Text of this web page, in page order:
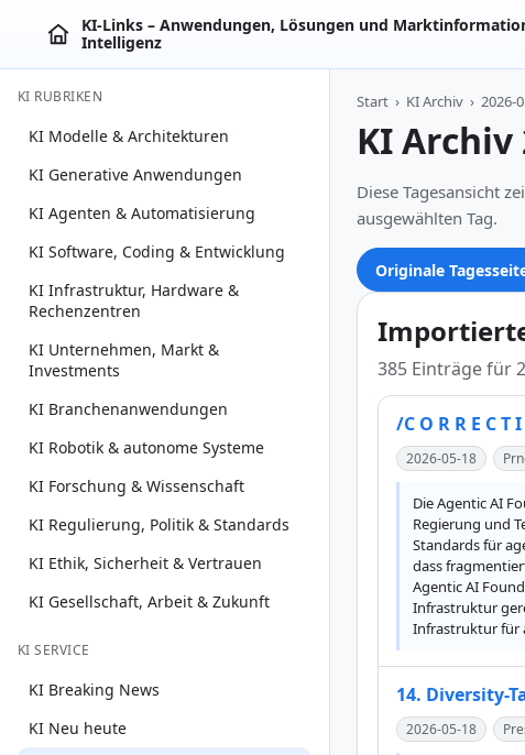
KI‑Links – Anwendungen, Lösungen und
Intelligenz
KI RUBRIKEN
KI Modelle & Architekturen
KI Generative Anwendungen
KI Agenten & Automatisierung
KI Software, Coding & Entwicklung
KI Infrastruktur, Hardware &
Rechenzentren
KI Unternehmen, Markt &
Investments
KI Branchenanwendungen
KI Robotik & autonome Systeme
KI Forschung & Wissenschaft
KI Regulierung, Politik & Standards
KI Ethik, Sicherheit & Vertrauen
KI Gesellschaft, Arbeit & Zukunft
KI SERVICE
KI Breaking News
KI Neu heute
Start › KI Archiv › 2026-
KI Archiv
Diese Tagesansicht
ausgewählten Tag.
Originale
385 Einträge für
/C O R R E C
2026-05-18
Die Agentic AI
Regierung und
Standards für
dass
Agentic AI
Infrastruktur
Infrastruktur für
14. Diversity-
2026-05-18